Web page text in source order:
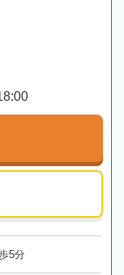
5分